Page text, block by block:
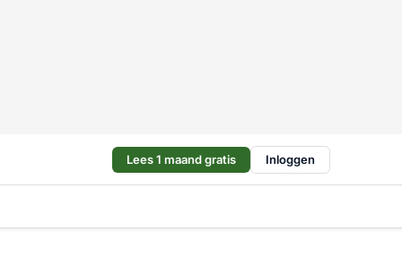
Lees 1 maand gratis Inloggen